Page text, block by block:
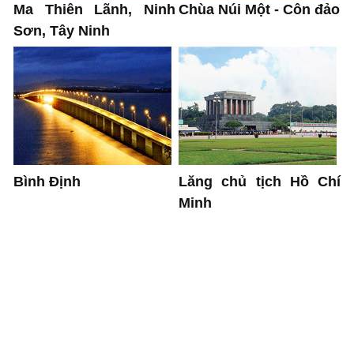
Ma Thiên Lãnh, Ninh
Sơn, Tây Ninh
Chùa Núi Một - Côn đảo
Bình Định
Lăng chủ tịch Hồ Chí
Minh